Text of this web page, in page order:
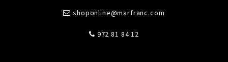
shoponline@marfranc.com
972 81 84 12